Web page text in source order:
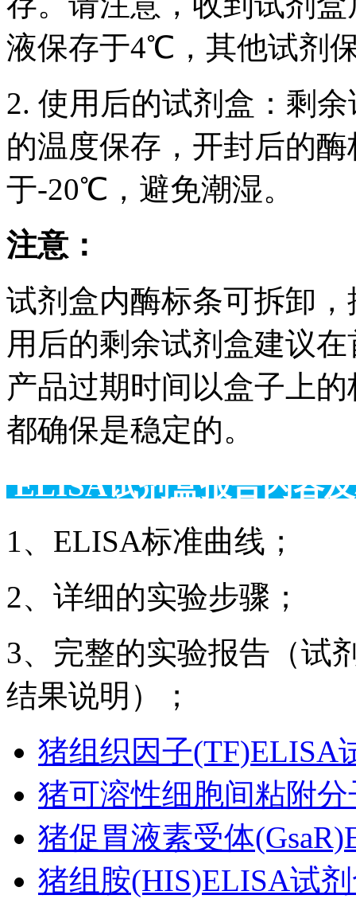
液保存于4℃，其他试剂
2. 使用后的试剂盒：剩
的温度保存，开封后的
于-20℃，避免潮湿。
注意：
试剂盒内酶标条可拆卸
用后的剩余试剂盒建议
产品过期时间以盒子上
都确保是稳定的。
ELISA试剂盒报告内
1、ELISA标准曲线；
2、详细的实验步骤；
3、完整的实验报告（试
结果说明）；
猪组织因子(TF)ELISA
猪可溶性细胞间粘附
猪促胃液素受体
猪组胺(HIS)ELISA试